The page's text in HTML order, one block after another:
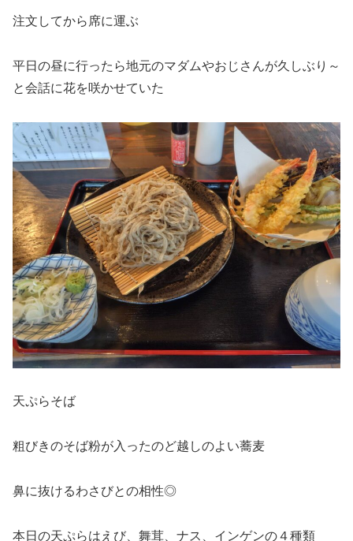
注文してから席に運ぶ
平日の昼に行ったら地元のマダムやおじさんが久しぶり～
と会話に花を咲かせていた
天ぷらそば
粗びきのそば粉が入ったのど越しのよい蕎麦
鼻に抜けるわさびとの相性◎
本日の天ぷらはえび、舞茸、ナス、インゲンの４種類